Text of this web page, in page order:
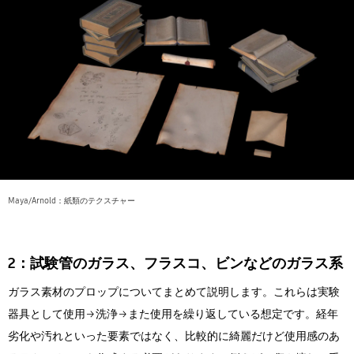
Maya/Arnold：紙類のテクスチャー
2：試験管のガラス、フラスコ、ビンなどのガラス系
ガラス素材のプロップについてまとめて説明します。これらは実験
器具として使用→洗浄→また使用を繰り返している想定です。経年
劣化や汚れといった要素ではなく、比較的に綺麗だけど使用感のあ